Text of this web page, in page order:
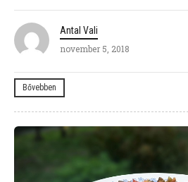
Antal Vali
november 5, 2018
Bővebben